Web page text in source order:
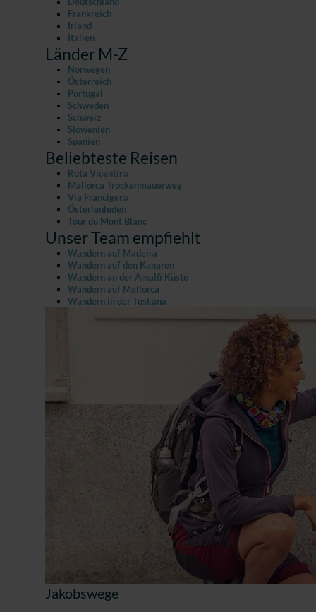
Frankreich
Irland
Italien
Länder M-Z
Norwegen
Österreich
Portugal
Schweden
Schweiz
Slowenien
Spanien
Beliebteste Reisen
Rota Vicentina
Mallorca Trockenmauerweg
Via Francigena
Österlenleden
Tour du Mont Blanc
Unser Team empfiehlt
Wandern auf Madeira
Wandern auf den Kanaren
Wandern an der Amalfi Küste
Wandern auf Mallorca
Wandern in der Toskana
Jakobswege